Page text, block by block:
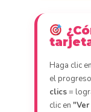
Haga clic
el
clics=
clic en